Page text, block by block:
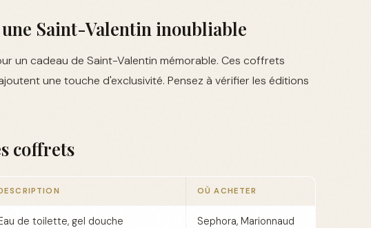
Saint-Valentin inoubliable
un cadeau de Saint-Valentin mémorable. Ces coffrets
une touche d'exclusivité. Pensez à vérifier les éditions
coffrets
OÙ ACHETER
de toilette, gel douche Sephora, Marionnaud